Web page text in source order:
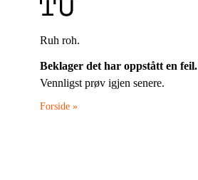
Ruh roh.
Beklager det har oppstått en feil.
Vennligst prøv igjen senere.
Forside »